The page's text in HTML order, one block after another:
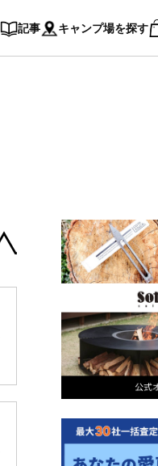
記事 キャンプ場を探す